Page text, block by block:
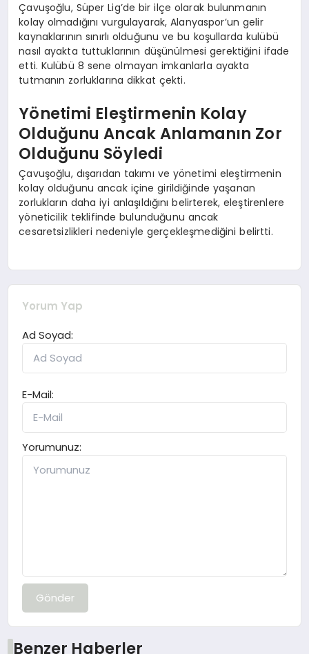
Çavuşoğlu, Süper Lig’de bir ilçe olarak bulunmanın
kolay olmadığını vurgulayarak, Alanyaspor’un gelir
kaynaklarının sınırlı olduğunu ve bu koşullarda kulübü
nasıl ayakta tuttuklarının düşünülmesi gerektiğini ifade
etti. Kulübü 8 sene olmayan imkanlarla ayakta
tutmanın zorluklarına dikkat çekti.
Yönetimi Eleştirmenin Kolay
Olduğunu Ancak Anlamanın Zor
Olduğunu Söyledi
Çavuşoğlu, dışarıdan takımı ve yönetimi eleştirmenin
kolay olduğunu ancak içine girildiğinde yaşanan
zorlukların daha iyi anlaşıldığını belirterek, eleştirenlere
yöneticilik teklifinde bulunduğunu ancak
cesaretsizlikleri nedeniyle gerçekleşmediğini belirtti.
Yorum Yap
Ad Soyad:
E-Mail:
Yorumunuz:
Gönder
Benzer Haberler